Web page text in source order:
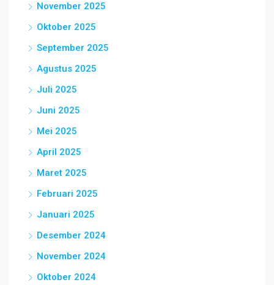
November 2025
Oktober 2025
September 2025
Agustus 2025
Juli 2025
Juni 2025
Mei 2025
April 2025
Maret 2025
Februari 2025
Januari 2025
Desember 2024
November 2024
Oktober 2024